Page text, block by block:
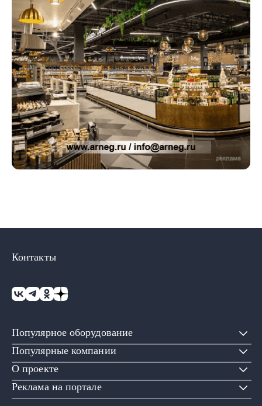
Популярное оборудование
Популярные компании
О проекте
Реклама на портале
Контакты